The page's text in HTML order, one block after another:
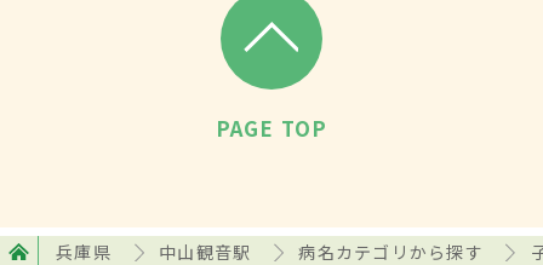
PAGE TOP
兵庫県 中山観音駅 病名カテゴリから探す